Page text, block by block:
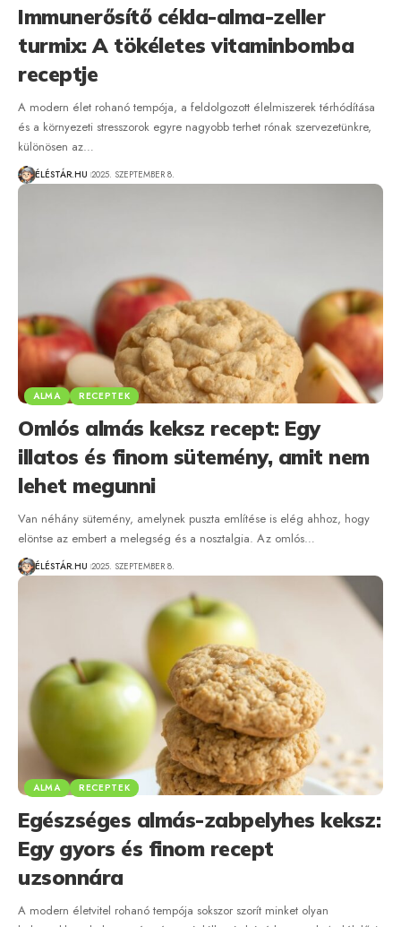
Immunerősítő cékla-alma-zeller
turmix: A tökéletes vitaminbomba
receptje
A modern élet rohanó tempója, a feldolgozott élelmiszerek térhódítása
és a környezeti stresszorok egyre nagyobb terhet rónak szervezetünkre,
különösen az…
ÉLÉSTÁR.HU 2025. SZEPTEMBER 8.
ALMA RECEPTEK
Omlós almás keksz recept: Egy
illatos és finom sütemény, amit nem
lehet megunni
Van néhány sütemény, amelynek puszta említése is elég ahhoz, hogy
elöntse az embert a melegség és a nosztalgia. Az omlós…
ÉLÉSTÁR.HU 2025. SZEPTEMBER 8.
ALMA RECEPTEK
Egészséges almás-zabpelyhes keksz:
Egy gyors és finom recept
uzsonnára
A modern életvitel rohanó tempója sokszor szorít minket olyan